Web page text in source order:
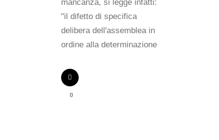
mancanza, si legge infatti:
"il difetto di specifica
delibera dell'assemblea in
ordine alla determinazione
0